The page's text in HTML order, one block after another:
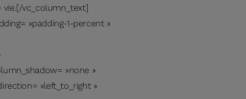
vc_column_text]
»padding-1-percent »
»none »
»left_to_right »